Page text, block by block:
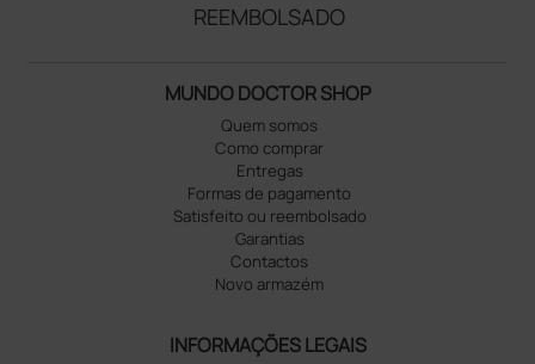
REEMBOLSADO
MUNDO DOCTOR SHOP
Quem somos
Como comprar
Entregas
Formas de pagamento
Satisfeito ou reembolsado
Garantias
Contactos
Novo armazém
INFORMAÇÕES LEGAIS